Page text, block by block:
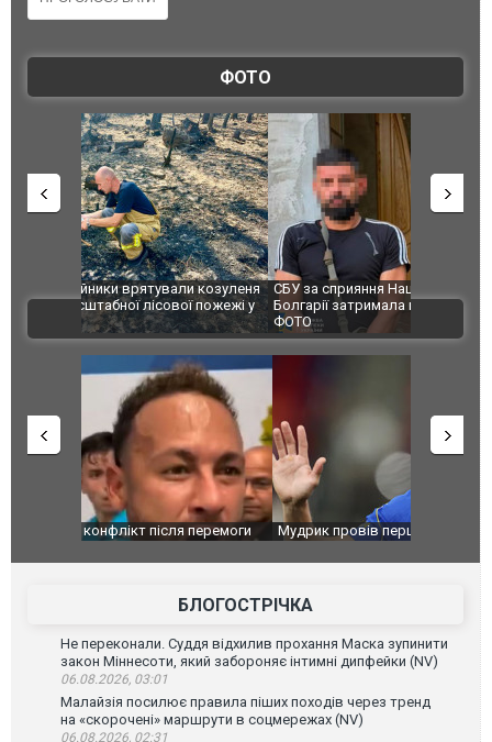
ФОТО
пожежі у
СБУ за сприяння Нацполіції та правоохоронців
Болгарії затримала міжнародного наркобарона.
ФОТО
Росіяни
одна
ВІДЕО
Мудрик провів перший матч за "Челсі" після
під час
Франції
БЛОГОСТРІЧКА
Не переконали. Суддя відхилив прохання Маска зупинити
закон Міннесоти, який забороняє інтимні дипфейки (NV)
06.08.2026, 03:01
Малайзія посилює правила піших походів через тренд
на «скорочені» маршрути в соцмережах (NV)
06.08.2026, 02:31